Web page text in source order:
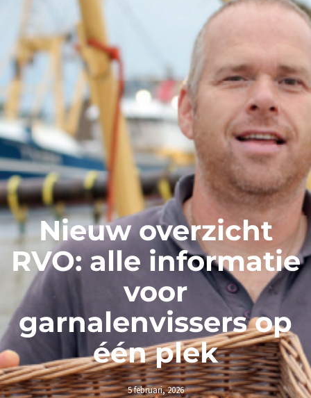
Nieuw overzicht
RVO: alle informatie
voor
garnalenvissers op
één plek
5 februari, 2026